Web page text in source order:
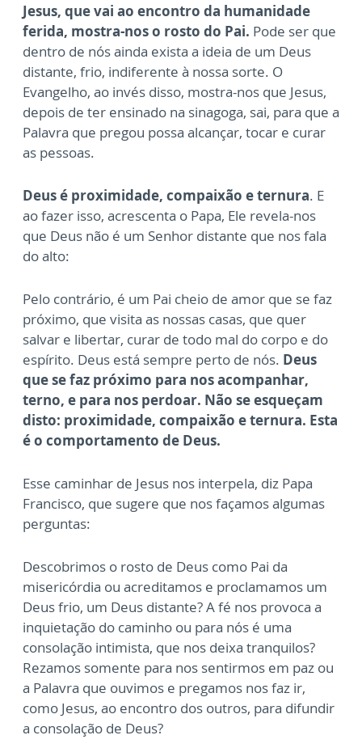
Jesus, que vai ao encontro da humanidade
ferida, mostra-nos o rosto do Pai. Pode ser que
dentro de nós ainda exista a ideia de um Deus
distante, frio, indiferente à nossa sorte. O
Evangelho, ao invés disso, mostra-nos que Jesus,
depois de ter ensinado na sinagoga, sai, para que a
Palavra que pregou possa alcançar, tocar e curar
as pessoas.
Deus é proximidade, compaixão e ternura. E
ao fazer isso, acrescenta o Papa, Ele revela-nos
que Deus não é um Senhor distante que nos fala
do alto:
Pelo contrário, é um Pai cheio de amor que se faz
próximo, que visita as nossas casas, que quer
salvar e libertar, curar de todo mal do corpo e do
espírito. Deus está sempre perto de nós. Deus
que se faz próximo para nos acompanhar,
terno, e para nos perdoar. Não se esqueçam
disto: proximidade, compaixão e ternura. Esta
é o comportamento de Deus.
Esse caminhar de Jesus nos interpela, diz Papa
Francisco, que sugere que nos façamos algumas
perguntas:
Descobrimos o rosto de Deus como Pai da
misericórdia ou acreditamos e proclamamos um
Deus frio, um Deus distante? A fé nos provoca a
inquietação do caminho ou para nós é uma
consolação intimista, que nos deixa tranquilos?
Rezamos somente para nos sentirmos em paz ou
a Palavra que ouvimos e pregamos nos faz ir,
como Jesus, ao encontro dos outros, para difundir
a consolação de Deus?